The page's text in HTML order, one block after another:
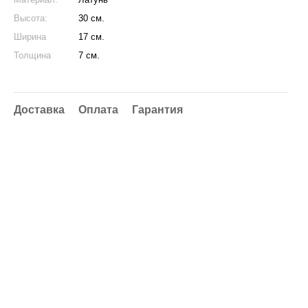
Высота:
30 см.
Ширина
17 см.
Толщина
7 см.
Доставка Оплата Гарантия